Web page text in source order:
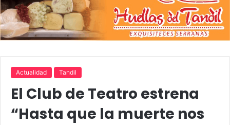
Actualidad Tandil
El Club de Teatro estrena
“Hasta que la muerte nos